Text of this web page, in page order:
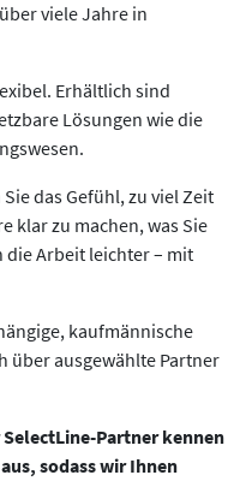
viele Jahre in
Erhältlich sind
Lösungen wie die
das Gefühl, zu viel Zeit
klar zu machen, was Sie
die Arbeit leichter – mit
kaufmännische
über ausgewählte Partner
Partner kennen
sodass wir Ihnen